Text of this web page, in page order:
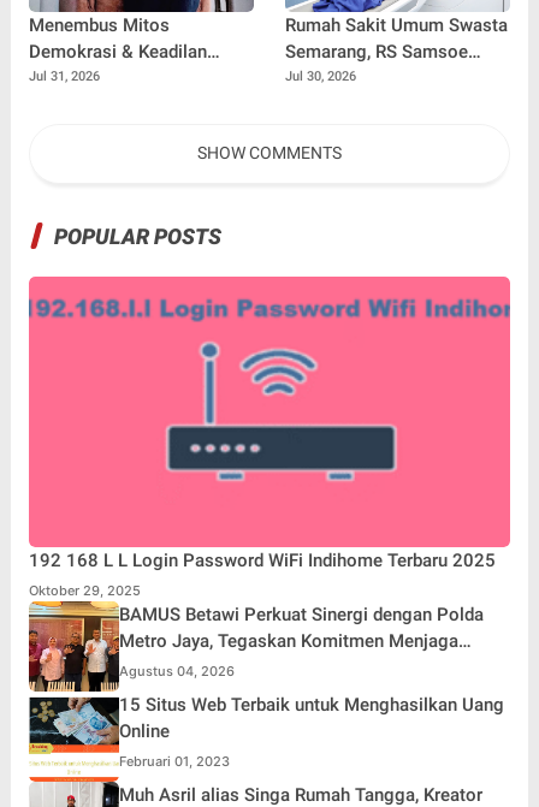
Menembus Mitos
Demokrasi & Keadilan
Sosial: Adv. Fara Fariha
Jul 31, 2026
Rumah Sakit Umum Swasta
Semarang, RS Samsoe
Hidajat Perluas Layanan
Jul 30, 2026
SHOW COMMENTS
POPULAR POSTS
192 168 L L Login Password WiFi Indihome Terbaru 2025
Oktober 29, 2025
BAMUS Betawi Perkuat Sinergi dengan Polda
Metro Jaya, Tegaskan Komitmen Menjaga
Jakarta Aman, Damai, dan Kondusif Jelang HUT
ke-81 Republik Indonesia
Agustus 04, 2026
15 Situs Web Terbaik untuk Menghasilkan Uang
Online
Februari 01, 2023
Muh Asril alias Singa Rumah Tangga, Kreator